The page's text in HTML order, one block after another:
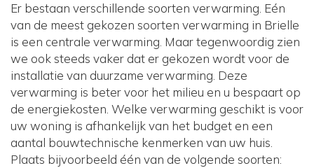
Er bestaan verschillende soorten verwarming. Eén
van de meest gekozen soorten verwarming in Brielle
is een centrale verwarming. Maar tegenwoordig zien
we ook steeds vaker dat er gekozen wordt voor de
installatie van duurzame verwarming. Deze
verwarming is beter voor het milieu en u bespaart op
de energiekosten. Welke verwarming geschikt is voor
uw woning is afhankelijk van het budget en een
aantal bouwtechnische kenmerken van uw huis.
Plaats bijvoorbeeld één van de volgende soorten: